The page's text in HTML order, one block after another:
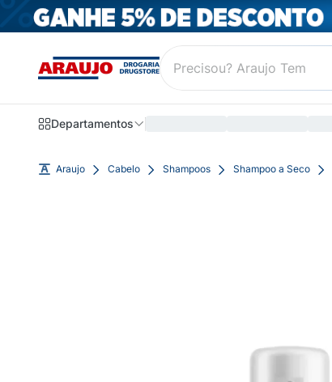
Departamentos
Araujo Cabelo Shampoos Shampoo a Seco